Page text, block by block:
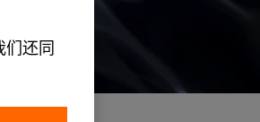
们还同